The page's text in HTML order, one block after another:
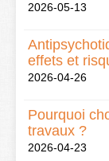
2026-05-13
effets et
2026-04-26
Pourquoi
travaux ?
2026-04-23